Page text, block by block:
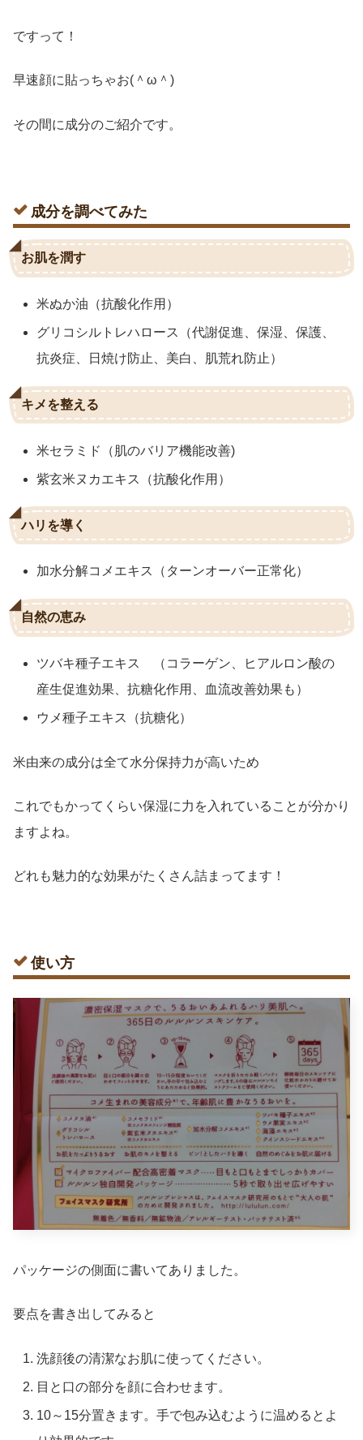
ですって！
早速顔に貼っちゃお(＾ω＾)
その間に成分のご紹介です。
成分を調べてみた
お肌を潤す
米ぬか油（抗酸化作用）
グリコシルトレハロース（代謝促進、保湿、保護、
抗炎症、日焼け防止、美白、肌荒れ防止）
キメを整える
米セラミド（肌のバリア機能改善)
紫玄米ヌカエキス（抗酸化作用）
ハリを導く
加水分解コメエキス（ターンオーバー正常化）
自然の恵み
ツバキ種子エキス （コラーゲン、ヒアルロン酸の
産生促進効果、抗糖化作用、血流改善効果も）
ウメ種子エキス（抗糖化）
米由来の成分は全て水分保持力が高いため
これでもかってくらい保湿に力を入れていることが分かり
ますよね。
どれも魅力的な効果がたくさん詰まってます！
使い方
パッケージの側面に書いてありました。
要点を書き出してみると
洗顔後の清潔なお肌に使ってください。
目と口の部分を顔に合わせます。
10～15分置きます。手で包み込むように温めるとよ